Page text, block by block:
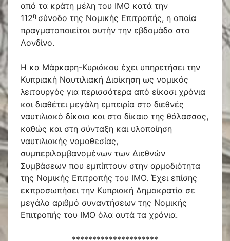
από τα κράτη μέλη του ΙΜΟ κατά την
112η σύνοδο της Νομικής Επιτροπής, η οποία
πραγματοποιείται αυτήν την εβδομάδα στο
Λονδίνο.
Η κα Μάρκαρη-Κυριάκου έχει υπηρετήσει την
Κυπριακή Ναυτιλιακή Διοίκηση ως νομικός
λειτουργός για περισσότερα από είκοσι χρόνια
και διαθέτει μεγάλη εμπειρία στο διεθνές
ναυτιλιακό δίκαιο και στο δίκαιο της θάλασσας,
καθώς και στη σύνταξη και υλοποίηση
ναυτιλιακής νομοθεσίας,
συμπεριλαμβανομένων των Διεθνών
Συμβάσεων που εμπίπτουν στην αρμοδιότητα
της Νομικής Επιτροπής του ΙΜΟ. Έχει επίσης
εκπροσωπήσει την Κυπριακή Δημοκρατία σε
μεγάλο αριθμό συναντήσεων της Νομικής
Επιτροπής του ΙΜΟ όλα αυτά τα χρόνια.